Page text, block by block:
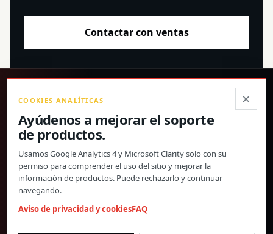
Contactar con ventas
Productos de precisión, especificaciones confirmadas y
soporte global directo.
© 2026 Toway Technology (Shanghai) Co., Ltd. Todos los derechos
reservados.
Privacidad y cookies
DISTRIBUIDORES
×
COOKIES ANALÍTICAS
Ayúdenos a mejorar el soporte
de productos.
Usamos Google Analytics 4 y Microsoft Clarity solo con su
permiso para comprender el uso del sitio y mejorar la
información de productos. Puede rechazarlo y continuar
navegando.
Aviso de privacidad y cookiesFAQ